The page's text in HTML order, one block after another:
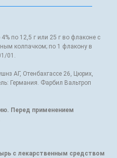
4% по 12,5 г или 25 г во флаконе с
колпачком; по 1 флакону в
01.
АГ, Отенбахгассе 26, Цюрих,
Германия. Фарбил Вальтроп
Перед применением
с лекарственным средством